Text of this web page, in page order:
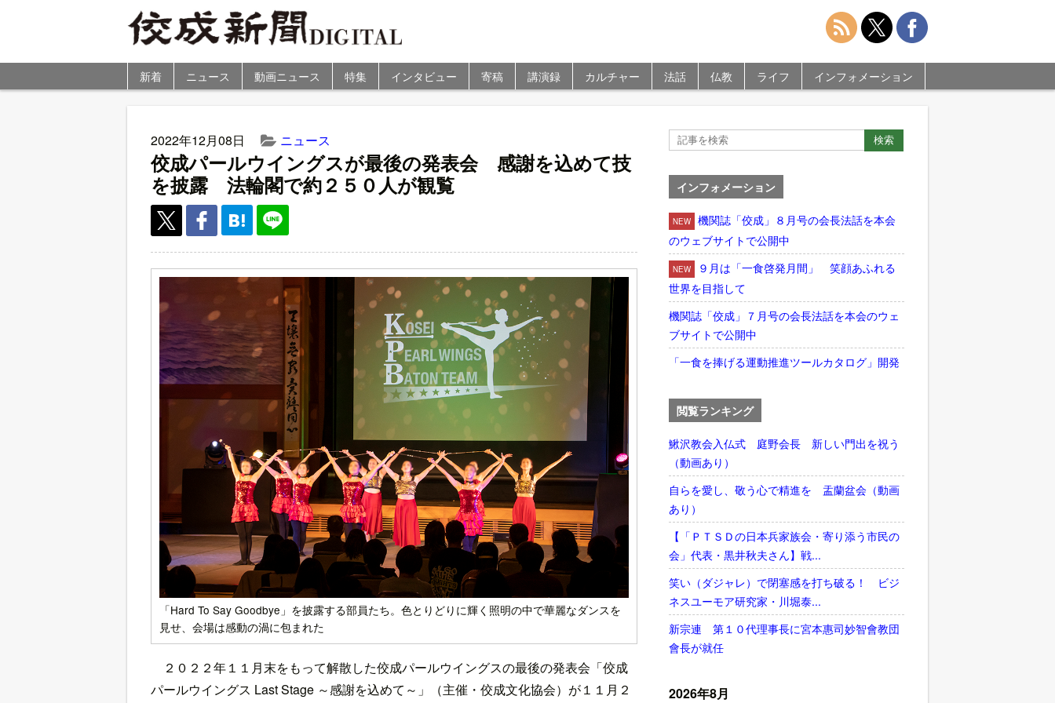
新着 ニュース 動画ニュース 特集 インタビュー 寄稿 講演録 カルチャー 法話 仏教 ライフ インフォメーション
2022年12月08日 ニュース
佼成パールウイングスが最後の発表会 感謝を込めて技
を披露 法輪閣で約２５０人が観覧
「Hard To Say Goodbye」を披露する部員たち。色とりどりに輝く照明の中で華麗なダンスを
見せ、会場は感動の渦に包まれた
２０２２年１１月末をもって解散した佼成パールウイングスの最後の発表会「佼成
パールウイングス Last Stage ～感謝を込めて～」（主催・佼成文化協会）が１１月２
インフォメーション
NEW
機関誌「佼成」８月号の会長法話を本会
のウェブサイトで公開中
NEW
９月は「一食啓発月間」 笑顔あふれる
世界を目指して
機関誌「佼成」７月号の会長法話を本会のウェ
ブサイトで公開中
「一食を捧げる運動推進ツールカタログ」開発
閲覧ランキング
鰍沢教会入仏式 庭野会長 新しい門出を祝う
（動画あり）
自らを愛し、敬う心で精進を 盂蘭盆会（動画
あり）
【「ＰＴＳＤの日本兵家族会・寄り添う市民の
会」代表・黒井秋夫さん】戦...
笑い（ダジャレ）で閉塞感を打ち破る！ ビジ
ネスユーモア研究家・川堀泰...
新宗連 第１０代理事長に宮本惠司妙智會教団
會長が就任
2026年8月